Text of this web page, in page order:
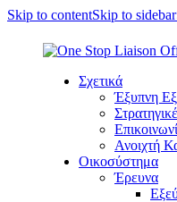
Skip to contentSkip to sidebar
Σχετικά
Έξυπνη
Ανοιχτή
Οικοσύστημα
Έρευνα